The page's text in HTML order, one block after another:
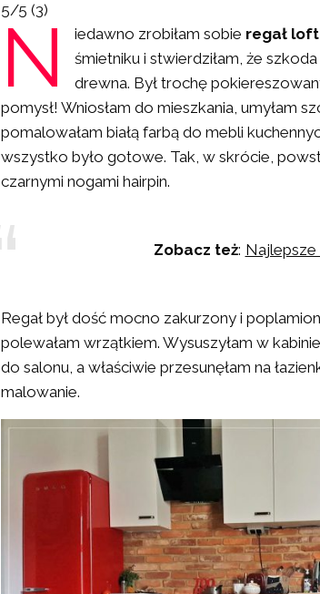
5/5 (3)
N iedawno zrobiłam sobie regał
śmietniku i stwierdziłam, że
drewna. Był trochę
pomysł! Wniosłam do mieszkania, umyłam
pomalowałam białą farbą do mebli
wszystko było gotowe. Tak, w skrócie,
czarnymi nogami hairpin.
Zobacz też:
Regał był dość mocno zakurzony i
polewałam wrzątkiem. Wysuszyłam w
do salonu, a właściwie przesunęłam na
malowanie.